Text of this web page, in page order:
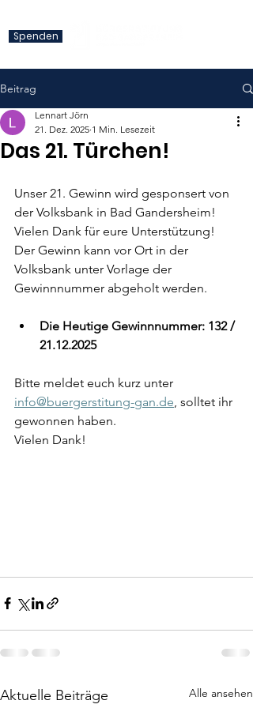
Spenden
Beitrag
Das 21. Türchen!
Lennart Jörn
21. Dez. 2025 1 Min. Lesezeit
Unser 21. Gewinn wird gesponsert von
der Volksbank in Bad Gandersheim!
Vielen Dank für eure Unterstützung!
Der Gewinn kann vor Ort in der
Volksbank unter Vorlage der
Gewinnnummer abgeholt werden.
Die Heutige Gewinnnummer: 132 /
21.12.2025
Bitte meldet euch kurz unter
info@buergerstitung-gan.de, solltet ihr
gewonnen haben.
Vielen Dank!
Aktuelle Beiträge Alle ansehen